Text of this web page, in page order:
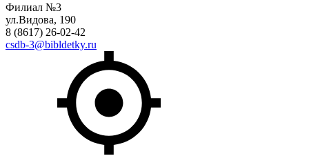
Филиал №3
ул.Видова, 190
8 (8617) 26-02-42
csdb-3@bibldetky.ru